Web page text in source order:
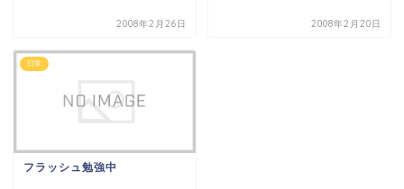
2008年2月26日 2008年2月20日
日常
フラッシュ勉強中